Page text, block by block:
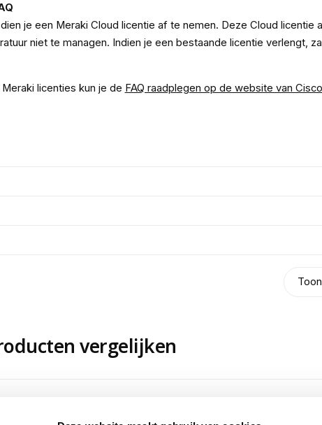
je een Meraki Cloud licentie af te nemen. Deze Cloud
niet te managen. Indien je een bestaande licentie
licenties kun je de FAQ raadplegen op de website van Cisco
vergelijken